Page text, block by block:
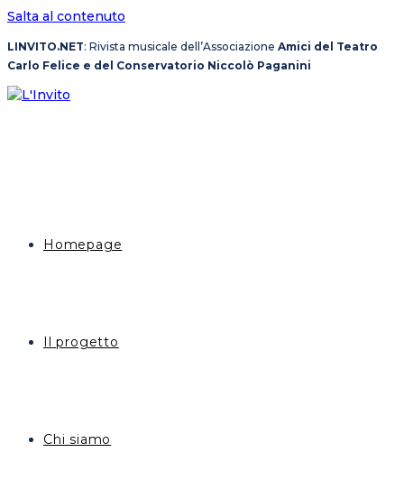
Salta al contenuto
LINVITO.NET: Rivista musicale dell’Associazione Amici del Teatro
Carlo Felice e del Conservatorio Niccolò Paganini
Homepage
Il progetto
Chi siamo